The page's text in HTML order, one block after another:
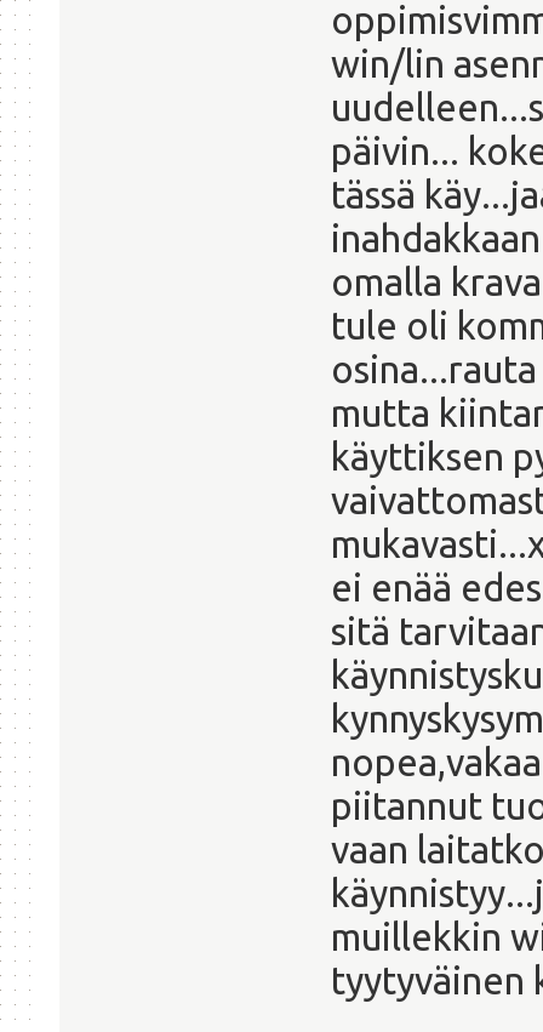
win/lin
päivin...
tässä
omalla
tule oli
mutta
käyttiksen
ei enää
sitä
piitannut
vaan
muillekkin
tyytyväinen